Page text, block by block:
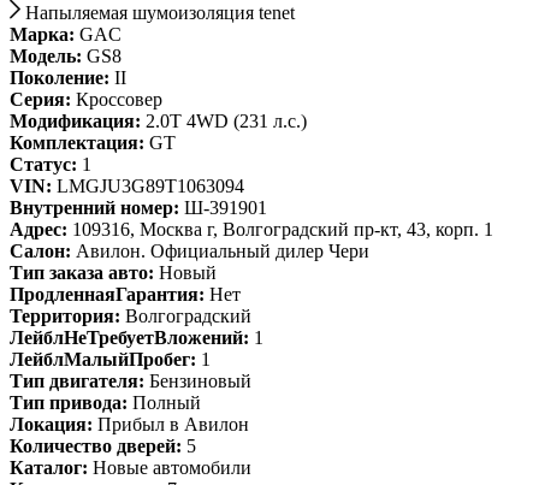
Напыляемая шумоизоляция tenet
Марка: GAC
Модель: GS8
Поколение: II
Серия: Кроссовер
Модификация: 2.0T 4WD (231 л.с.)
Комплектация: GT
Статус: 1
VIN: LMGJU3G89T1063094
Внутренний номер: Ш-391901
Адрес: 109316, Москва г, Волгоградский пр-кт, 43, корп. 1
Салон: Авилон. Официальный дилер Чери
Тип заказа авто: Новый
ПродленнаяГарантия: Нет
Территория: Волгоградский
ЛейблНеТребуетВложений: 1
ЛейблМалыйПробег: 1
Тип двигателя: Бензиновый
Тип привода: Полный
Локация: Прибыл в Авилон
Количество дверей: 5
Каталог: Новые автомобили